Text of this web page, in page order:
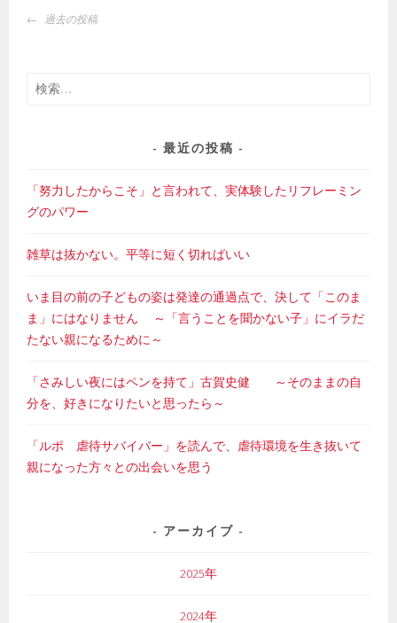
投
ビ
ゲ
ン
過去の投稿
検
最近の投稿
「努力したからこそ」と言われて、実体験したリフレーミン
グのパワー
雑草は抜かない。平等に短く切ればいい
いま目の前の子どもの姿は発達の通過点で、決して「このま
ま」にはなりません ～「言うことを聞かない子」にイラだ
たない親になるために～
「さみしい夜にはペンを持て」古賀史健 ～そのままの自
分を、好きになりたいと思ったら～
「ルポ 虐待サバイバー」を読んで、虐待環境を生き抜いて
親になった方々との出会いを思う
アーカイブ
2025年
2024年